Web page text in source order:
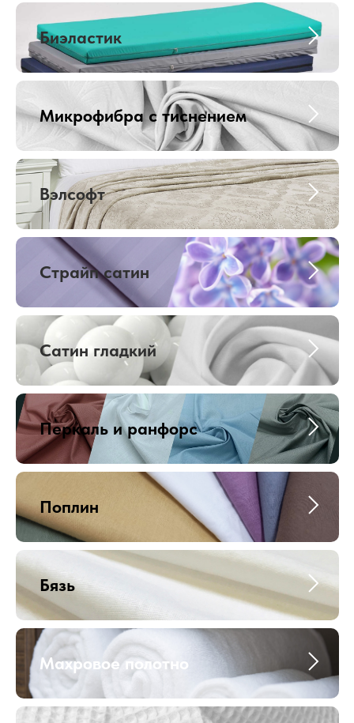
Биэластик
Микрофибра с тиснением
Вэлсофт
Страйп сатин
Сатин гладкий
Перкаль и ранфорс
Поплин
Бязь
Махровое полотно